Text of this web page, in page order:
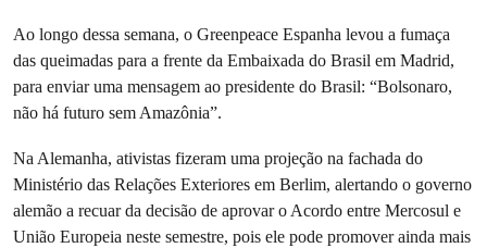
Ao longo dessa semana, o Greenpeace Espanha levou a fumaça
das queimadas para a frente da Embaixada do Brasil em Madrid,
para enviar uma mensagem ao presidente do Brasil: “Bolsonaro,
não há futuro sem Amazônia”.
Na Alemanha, ativistas fizeram uma projeção na fachada do
Ministério das Relações Exteriores em Berlim, alertando o governo
alemão a recuar da decisão de aprovar o Acordo entre Mercosul e
União Europeia neste semestre, pois ele pode promover ainda mais